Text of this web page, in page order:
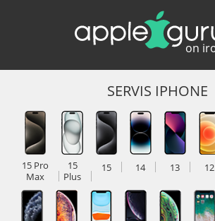
SERVIS IPHONE
15 Pro
Max
15
Plus
15 14 13 12